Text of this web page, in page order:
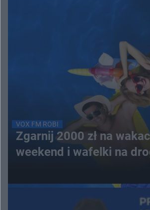
VOX FM ROBI
Zgarnij 2000 zł na
weekend i wafelki na